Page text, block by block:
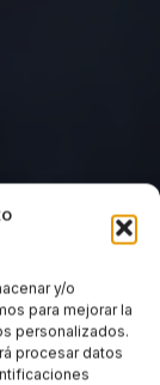
y/o
para mejorar la
personalizados.
procesar datos